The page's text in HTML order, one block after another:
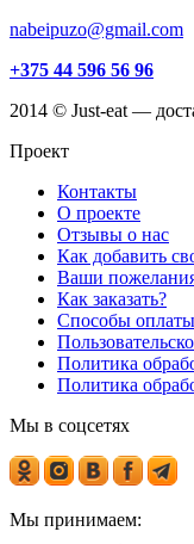
nabeipuzo@gmail.com
+375 44 596 56 96
2014 © Just-eat —
Проект
Контакты
О проекте
Отзывы о нас
Как добавить
Ваши
Как заказать?
Способы оплаты
Политика
Политика
Мы в соцсетях
Мы принимаем: